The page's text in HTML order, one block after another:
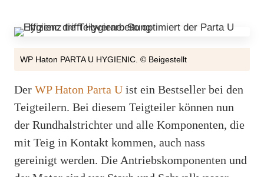
WP Haton PARTA U HYGIENIC. © Beigestellt
Der WP Haton Parta U ist ein Bestseller bei den
Teigteilern. Bei diesem Teigteiler können nun
der Rundhalstrichter und alle Komponenten, die
mit Teig in Kontakt kommen, auch nass
gereinigt werden. Die Antriebskomponenten und